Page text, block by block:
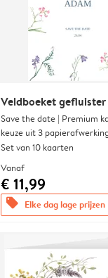
Veldboeket gefluister
Save the date | Premium
keuze uit 3
Set van 10 kaarten
Vanaf
€ 11,99
offers Elke dag lage prijzen